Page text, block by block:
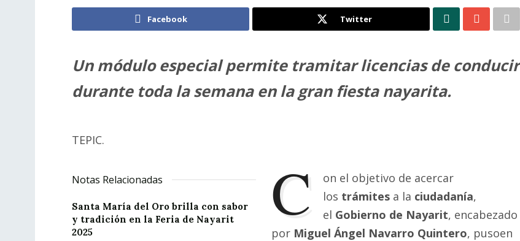
Facebook Twitter
Un módulo especial permite tramitar licencias de conducir
durante toda la semana en la gran fiesta nayarita.
TEPIC.
Notas Relacionadas
Santa María del Oro brilla con sabor
y tradición en la Feria de Nayarit
2025
C
on el objetivo de acercar
los trámites a la ciudadanía,
el Gobierno de Nayarit, encabezado
por Miguel Ángel Navarro Quintero, pusoen